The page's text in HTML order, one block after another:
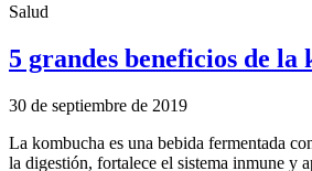
Salud
5 grandes beneficios de la
30 de septiembre de 2019
La kombucha es una bebida fermentada
la digestión, fortalece el sistema inmune y